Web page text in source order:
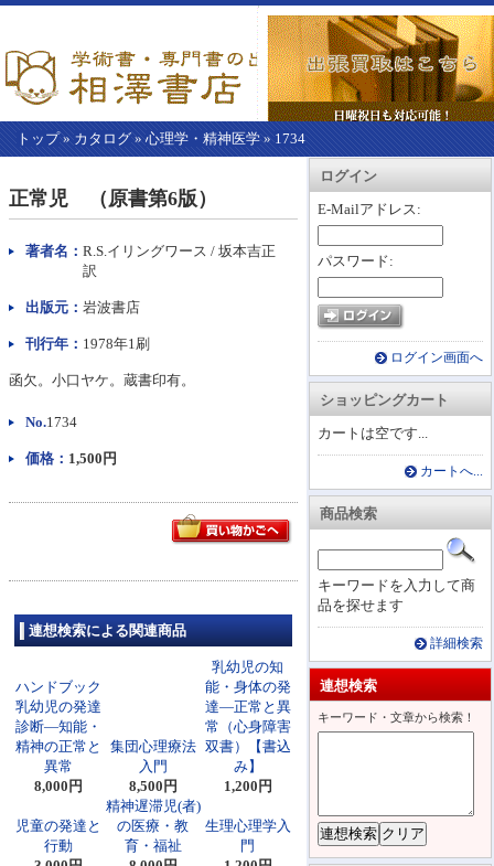
トップ» カタログ » 心理学・精神医学 » 1734
カートを見る
ログイン
E-Mailアドレス:
パスワード:
ログイン画面へ
ショッピングカート
カートは空です...
カートへ...
商品検索
キーワードを入力して商
品を探せます
詳細検索
連想検索
キーワード・文章から検索！
こ
か
本
正常児 （原書第6版）
著者名： R.S.イリングワース / 坂本吉正
訳
出版元： 岩波書店
刊行年： 1978年1刷
函欠。小口ヤケ。蔵書印有。
No.1734
価格： 1,500円
連想検索による関連商品
ハンドブック
乳幼児の発達
診断―知能・
精神の正常と
異常
8,000円
集団心理療法
入門
8,500円
乳幼児の知
能・身体の発
達―正常と異
常（心身障害
双書）【書込
み】
1,200円
児童の発達と
行動
精神遅滞児(者)
の医療・教
育・福祉
生理心理学入
門